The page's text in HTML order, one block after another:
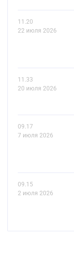
11.20
22 июля 2026
11.33
20 июля 2026
09.17
7 июля 2026
09.15
2 июля 2026